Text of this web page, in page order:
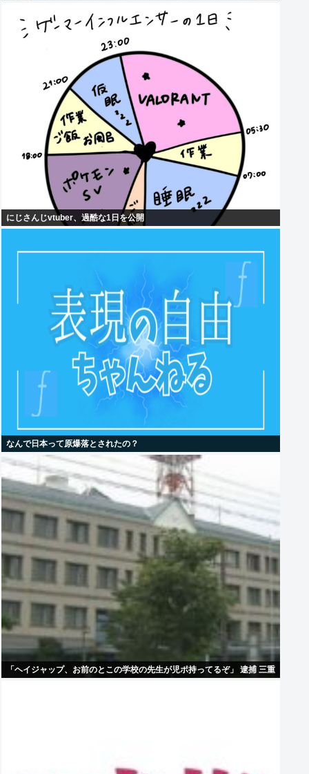
にじさんじvtuber、過酷な1日を公開
なんで日本って原爆落とされたの？
「ヘイジャップ、お前のとこの学校の先生が児ポ持ってるぞ」 逮捕 三重